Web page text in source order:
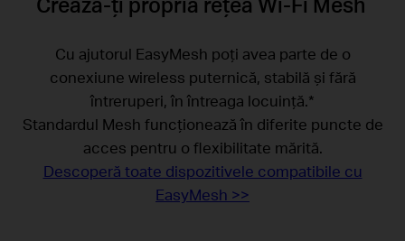
Cu ajutorul EasyMesh poți avea parte de o
conexiune wireless puternică, stabilă și fără
întreruperi, în întreaga locuință.*
Standardul Mesh funcționează în diferite puncte de
acces pentru o flexibilitate mărită.
Descoperă toate dispozitivele compatibile cu
EasyMesh >>